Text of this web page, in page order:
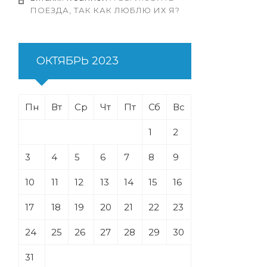
ПОЕЗДА, ТАК КАК ЛЮБЛЮ ИХ Я?
ОКТЯБРЬ 2023
Пн Вт Ср Чт Пт Сб Вс
1 2
3 4 5 6 7 8 9
10 11 12 13 14 15 16
17 18 19 20 21 22 23
24 25 26 27 28 29 30
31